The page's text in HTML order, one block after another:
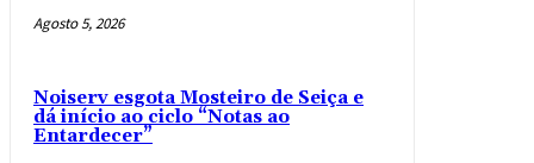
Agosto 5, 2026
Noiserv esgota Mosteiro de Seiça e
dá início ao ciclo “Notas ao
Entardecer”